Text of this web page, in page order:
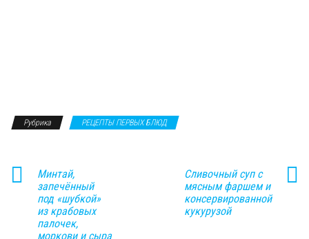
Рубрика РЕЦЕПТЫ ПЕРВЫХ БЛЮД
Минтай,
запечённый
под «шубкой»
из крабовых
палочек,
моркови и сыра
Сливочный суп с
мясным фаршем и
консервированной
кукурузой